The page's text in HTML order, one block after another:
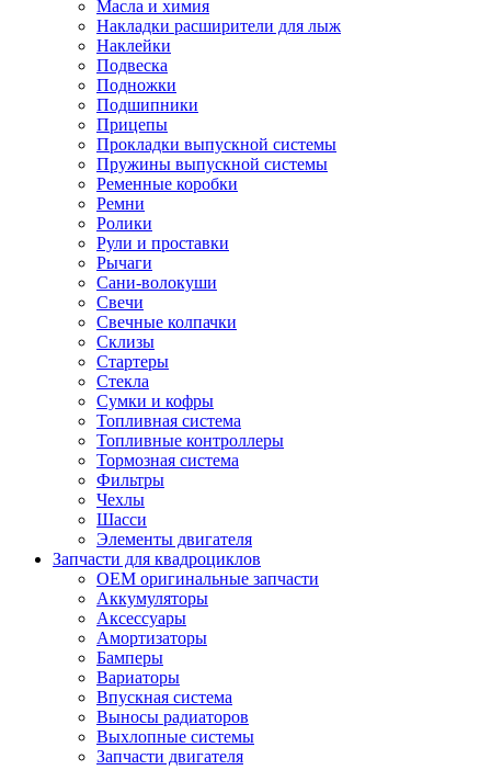
Масла и химия
Накладки расширители для лыж
Наклейки
Подвеска
Подножки
Подшипники
Прицепы
Прокладки выпускной системы
Пружины выпускной системы
Ременные коробки
Ремни
Ролики
Рули и проставки
Рычаги
Сани-волокуши
Свечи
Свечные колпачки
Склизы
Стартеры
Стекла
Сумки и кофры
Топливная система
Топливные контроллеры
Тормозная система
Фильтры
Чехлы
Шасси
Элементы двигателя
Запчасти для квадроциклов
OEM оригинальные запчасти
Аккумуляторы
Аксессуары
Амортизаторы
Бамперы
Вариаторы
Впускная система
Выносы радиаторов
Выхлопные системы
Запчасти двигателя